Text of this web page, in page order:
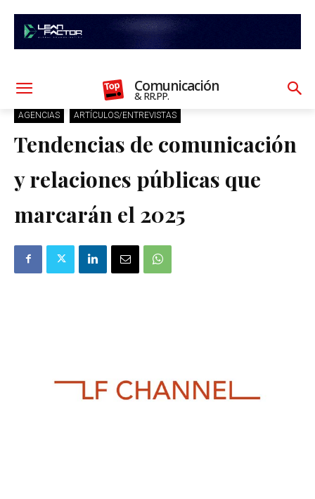
Comunicación
& RR.PP.
AGENCIAS ARTÍCULOS/ENTREVISTAS
Tendencias de comunicación
y relaciones públicas que
marcarán el 2025